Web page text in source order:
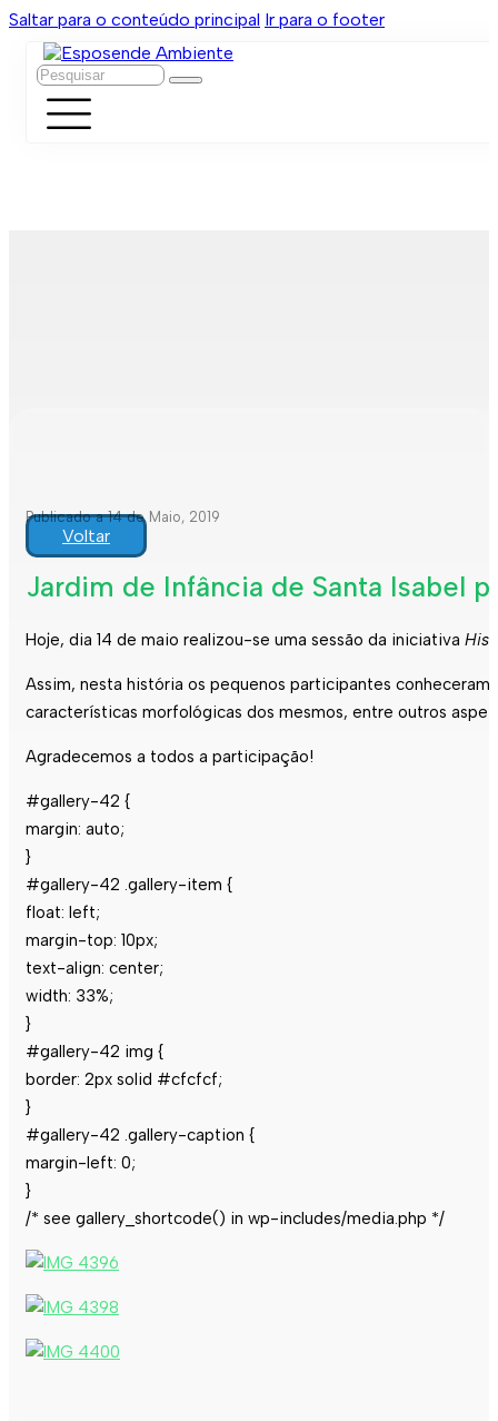
Saltar para o conteúdo principal Ir para o footer
Pesquisar
Publicado a 14 de Maio, 2019
Voltar
Jardim de Infância de Santa Isabel
Hoje, dia 14 de maio realizou-se uma sessão da iniciativa
Assim, nesta história os pequenos participantes
características morfológicas dos mesmos, entre outros
Agradecemos a todos a participação!
#gallery-42 {
margin: auto;
}
#gallery-42 .gallery-item {
float: left;
margin-top: 10px;
text-align: center;
width: 33%;
}
#gallery-42 img {
border: 2px solid #cfcfcf;
}
#gallery-42 .gallery-caption {
margin-left: 0;
}
/* see gallery_shortcode() in wp-includes/media.php */